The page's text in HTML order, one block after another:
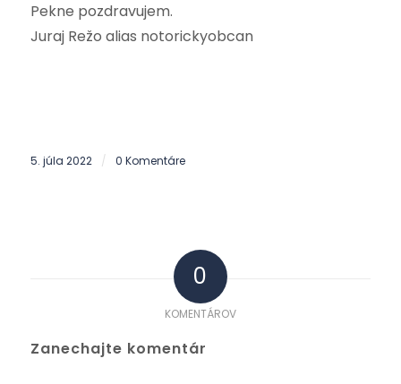
Pekne pozdravujem.
Juraj Režo alias notorickyobcan
5. júla 2022 / 0 Komentáre
0
KOMENTÁROV
Zanechajte komentár